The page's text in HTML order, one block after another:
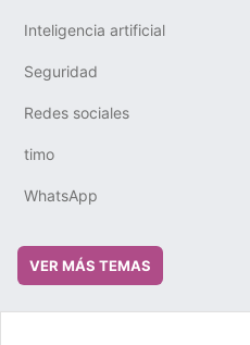
Inteligencia artificial
Seguridad
Redes sociales
timo
WhatsApp
VER MÁS TEMAS